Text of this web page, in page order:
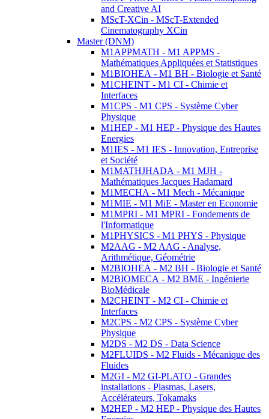
and Creative AI
MScT-XCin - MScT-Extended
Cinematography XCin
Master (DNM)
M1APPMATH - M1 APPMS -
Mathématiques Appliquées et Statistiques
M1BIOHEA - M1 BH - Biologie et Santé
M1CHEINT - M1 CI - Chimie et
Interfaces
M1CPS - M1 CPS - Système Cyber
Physique
M1HEP - M1 HEP - Physique des Hautes
Energies
M1IES - M1 IES - Innovation, Entreprise
et Société
M1MATHJHADA - M1 MJH -
Mathématiques Jacques Hadamard
M1MECHA - M1 Mech - Mécanique
M1MIE - M1 MiE - Master en Economie
M1MPRI - M1 MPRI - Fondements de
l'Informatique
M1PHYSICS - M1 PHYS - Physique
M2AAG - M2 AAG - Analyse,
Arithmétique, Géométrie
M2BIOHEA - M2 BH - Biologie et Santé
M2BIOMECA - M2 BME - Ingénierie
BioMédicale
M2CHEINT - M2 CI - Chimie et
Interfaces
M2CPS - M2 CPS - Système Cyber
Physique
M2DS - M2 DS - Data Science
M2FLUIDS - M2 Fluids - Mécanique des
Fluides
M2GI - M2 GI-PLATO - Grandes
installations - Plasmas, Lasers,
Accélérateurs, Tokamaks
M2HEP - M2 HEP - Physique des Hautes